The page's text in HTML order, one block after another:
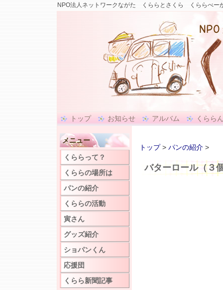
NPO法人ネットワークながた くららとさくら くららべー
トップ お知らせ アルバム くらら
トップ> パンの紹介 >
バターロール（３
メニュー
くららって？
くららの場所は
パンの紹介
くららの活動
寅さん
グッズ紹介
ショパンくん
応援団
くらら新聞記事